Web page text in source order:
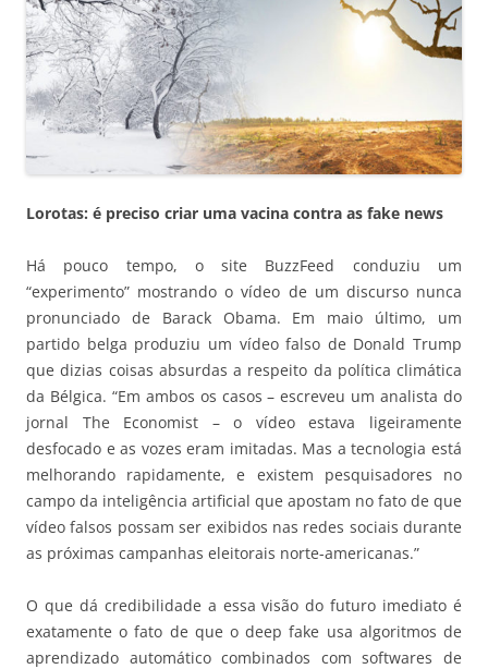
Lorotas: é preciso criar uma vacina contra as fake news
Há pouco tempo, o site BuzzFeed conduziu um
“experimento” mostrando o vídeo de um discurso nunca
pronunciado de Barack Obama. Em maio último, um
partido belga produziu um vídeo falso de Donald Trump
que dizias coisas absurdas a respeito da política climática
da Bélgica. “Em ambos os casos – escreveu um analista do
jornal The Economist – o vídeo estava ligeiramente
desfocado e as vozes eram imitadas. Mas a tecnologia está
melhorando rapidamente, e existem pesquisadores no
campo da inteligência artificial que apostam no fato de que
vídeo falsos possam ser exibidos nas redes sociais durante
as próximas campanhas eleitorais norte-americanas.”
O que dá credibilidade a essa visão do futuro imediato é
exatamente o fato de que o deep fake usa algoritmos de
aprendizado automático combinados com softwares de